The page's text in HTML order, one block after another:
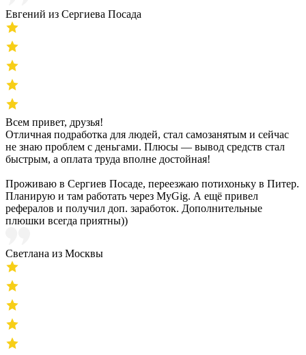
Евгений из Сергиева Посада
Всем привет, друзья!
Отличная подработка для людей, стал самозанятым и сейчас
не знаю проблем с деньгами. Плюсы — вывод средств стал
быстрым, а оплата труда вполне достойная!
Проживаю в Сергиев Посаде, переезжаю потихоньку в Питер.
Планирую и там работать через MyGig. А ещё привел
рефералов и получил доп. заработок. Дополнительные
плюшки всегда приятны))
Светлана из Москвы